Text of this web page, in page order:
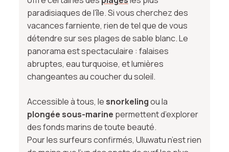
paradisiaques de l’île. Si vous cherchez des
vacances farniente, rien de tel que de vous
détendre sur ses plages de sable blanc. Le
panorama est spectaculaire : falaises
abruptes, eau turquoise, et lumières
changeantes au coucher du soleil.
Accessible à tous, le snorkelingou la
plongée sous-marine permettent d’explorer
des fonds marins de toute beauté.
Pour les surfeurs confirmés, Uluwatu n’est rien